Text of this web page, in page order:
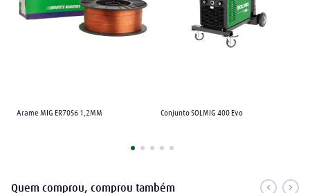
Arame MIG ER70S6 1,2MM Conjunto SOLMIG 400 Evo
Quem comprou, comprou também